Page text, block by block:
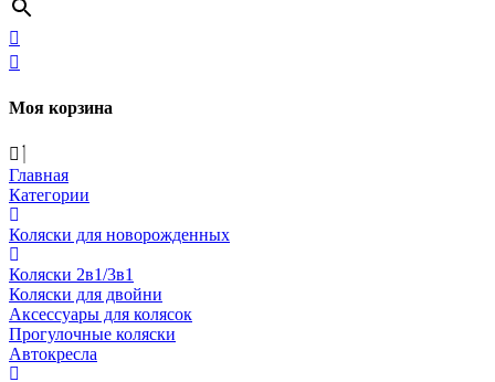
Моя корзина
Главная
Категории
Коляски для новорожденных
Коляски 2в1/3в1
Коляски для двойни
Аксессуары для колясок
Прогулочные коляски
Автокресла